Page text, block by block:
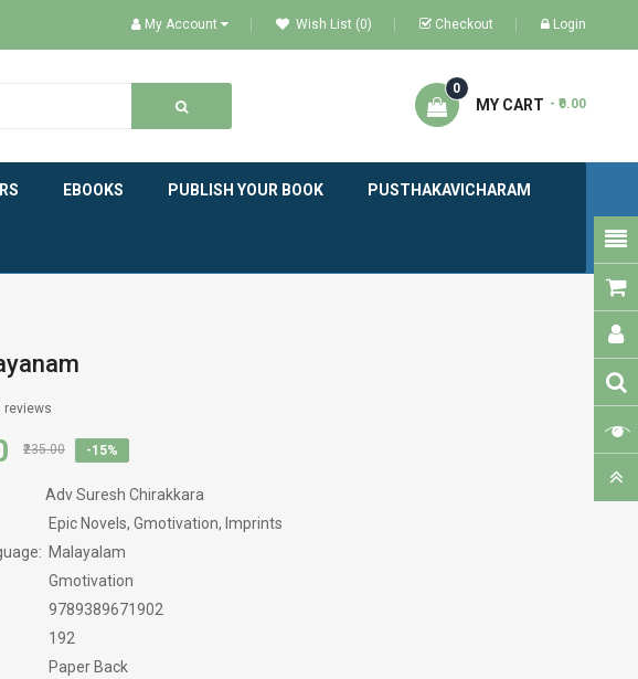
My Account Wish List (0) Checkout Login
MY CART
0
- ₹0.00
EBOOKS PUBLISH YOUR BOOK PUSTHAKAVICHARAM
reviews
₹235.00 -15%
Adv Suresh Chirakkara
Epic Novels, Gmotivation, Imprints
Malayalam
Gmotivation
9789389671902
192
Paper Back